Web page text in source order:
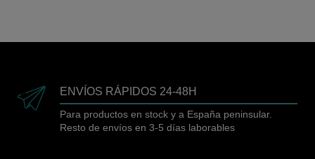
ENVÍOS RÁPIDOS 24-48H
Para productos en stock y a España peninsular.
Resto de envíos en 3-5 días laborables